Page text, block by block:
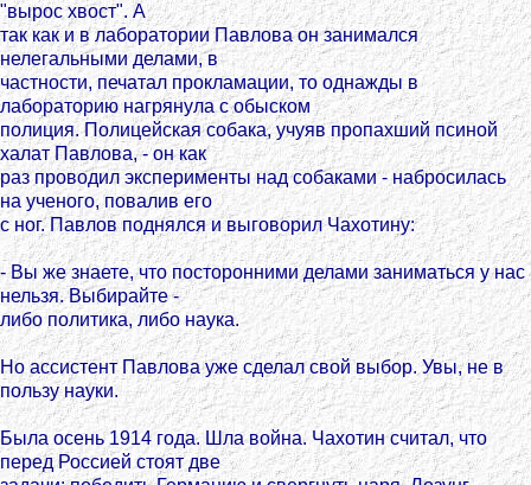
"вырос хвост". А
так как и в лаборатории Павлова он занимался
нелегальными делами, в
частности, печатал прокламации, то однажды в
лабораторию нагрянула с обыском
полиция. Полицейская собака, учуяв пропахший псиной
халат Павлова, - он как
раз проводил эксперименты над собаками - набросилась
на ученого, повалив его
с ног. Павлов поднялся и выговорил Чахотину:
- Вы же знаете, что посторонними делами заниматься у нас
нельзя. Выбирайте -
либо политика, либо наука.
Но ассистент Павлова уже сделал свой выбор. Увы, не в
пользу науки.
Была осень 1914 года. Шла война. Чахотин считал, что
перед Россией стоят две